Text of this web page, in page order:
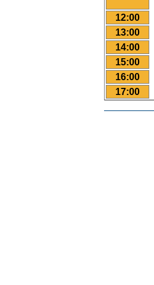
12:00
13:00
14:00
15:00
16:00
17:00